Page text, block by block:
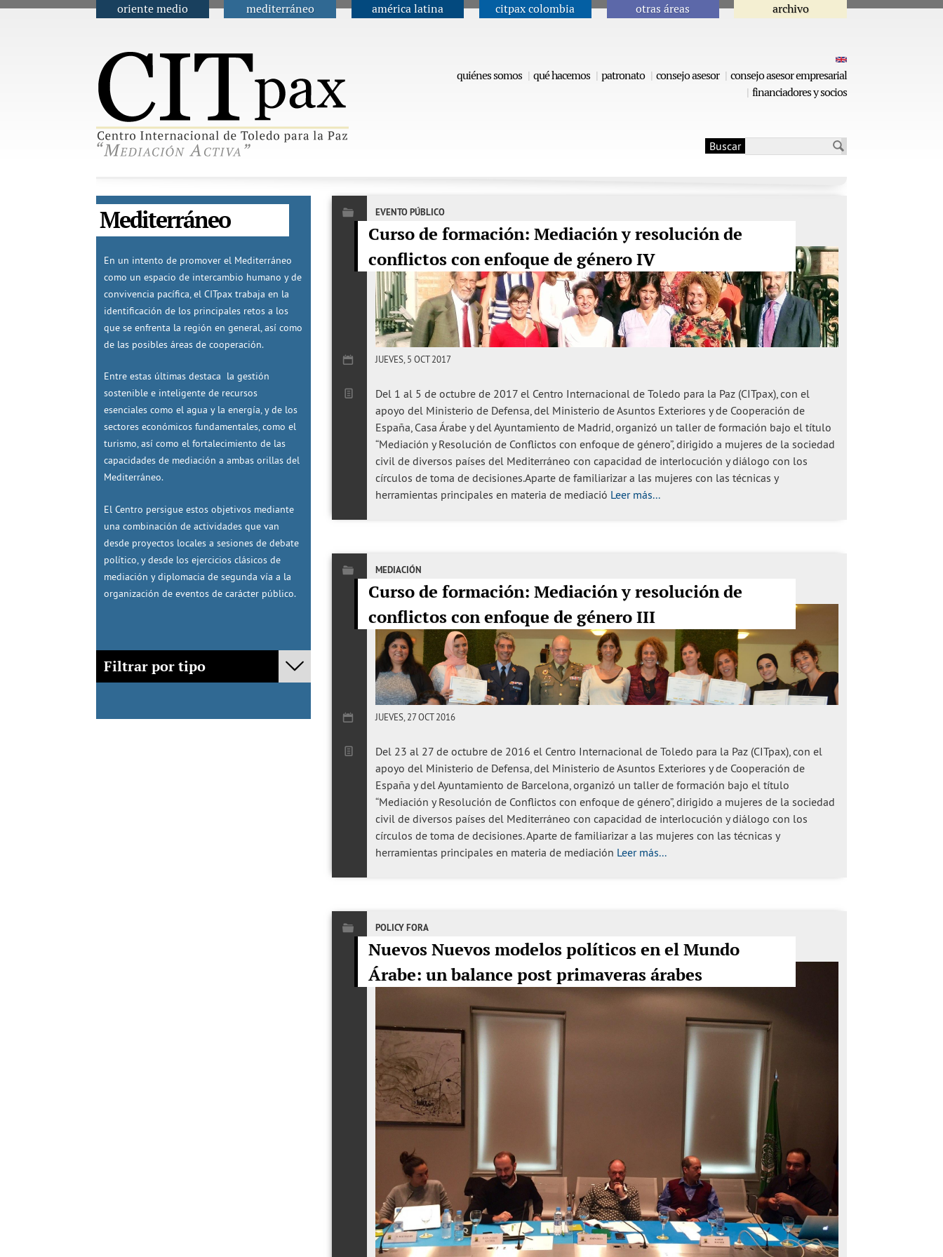
Jump to navigation
oriente medio mediterráneo américa latina citpax colombia otras áreas archivo
quiénes somos qué hacemos patronato consejo asesor
consejo asesor empresarial
financiadores y socios
Buscar
Mediterráneo
En un intento de promover el Mediterráneo
como un espacio de intercambio humano y de
convivencia pacífica, el CITpax trabaja en la
identificación de los principales retos a los
que se enfrenta la región en general, así como
de las posibles áreas de cooperación.
Entre estas últimas destaca la gestión
sostenible e inteligente de recursos
esenciales como el agua y la energía, y de los
sectores económicos fundamentales, como el
turismo, así como el fortalecimiento de las
capacidades de mediación a ambas orillas del
Mediterráneo.
El Centro persigue estos objetivos mediante
una combinación de actividades que van
desde proyectos locales a sesiones de debate
político, y desde los ejercicios clásicos de
mediación y diplomacia de segunda vía a la
organización de eventos de carácter público.
Filtrar por tipo
EVENTO PÚBLICO
Curso de formación: Mediación y resolución de
conflictos con enfoque de género IV
JUEVES, 5 OCT 2017
Del 1 al 5 de octubre de 2017 el Centro Internacional de Toledo para la Paz (CITpax), con el
apoyo del Ministerio de Defensa, del Ministerio de Asuntos Exteriores y de Cooperación de
España, Casa Árabe y del Ayuntamiento de Madrid, organizó un taller de formación bajo el título
“Mediación y Resolución de Conflictos con enfoque de género”, dirigido a mujeres de la sociedad
civil de diversos países del Mediterráneo con capacidad de interlocución y diálogo con los
círculos de toma de decisiones.Aparte de familiarizar a las mujeres con las técnicas y
herramientas principales en materia de mediació Leer más...
MEDIACIÓN
Curso de formación: Mediación y resolución de
conflictos con enfoque de género III
JUEVES, 27 OCT 2016
Del 23 al 27 de octubre de 2016 el Centro Internacional de Toledo para la Paz (CITpax), con el
apoyo del Ministerio de Defensa, del Ministerio de Asuntos Exteriores y de Cooperación de
España y del Ayuntamiento de Barcelona, organizó un taller de formación bajo el título
“Mediación y Resolución de Conflictos con enfoque de género”, dirigido a mujeres de la sociedad
civil de diversos países del Mediterráneo con capacidad de interlocución y diálogo con los
círculos de toma de decisiones. Aparte de familiarizar a las mujeres con las técnicas y
herramientas principales en materia de mediación Leer más...
POLICY FORA
Nuevos Nuevos modelos políticos en el Mundo
Árabe: un balance post primaveras árabes